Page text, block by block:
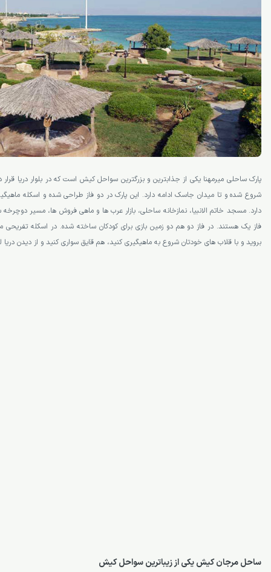
پارک ساحلی میرمهنا یکی از جذاب­ترین و بزرگ­ترین سواحل کیش است که در بلوار دریا قرار
شروع شده و تا میدان جاسک ادامه دارد. این پارک در دو فاز طراحی شده و اسکله
دارد. مسجد خاتم الانبیا، نمازخانه ساحلی، بازار عرب­ ها و ماهی فروش ­ها، مسیر دوچرخه
فاز یک هستند. در فاز دو هم دو زمین بازی برای کودکان ساخته شده. در اسکله تفریحی
بروید و با قلاب ­های خودتان شروع به ماهیگیری کنید، هم قایق سواری کنید و از دیدن دریا
ساحل مرجان کیشیکی از زیباترین سواحل کیش